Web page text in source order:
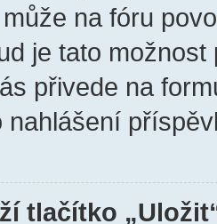
na fóru
je tato
přivede na
nahlášení
tlačítko